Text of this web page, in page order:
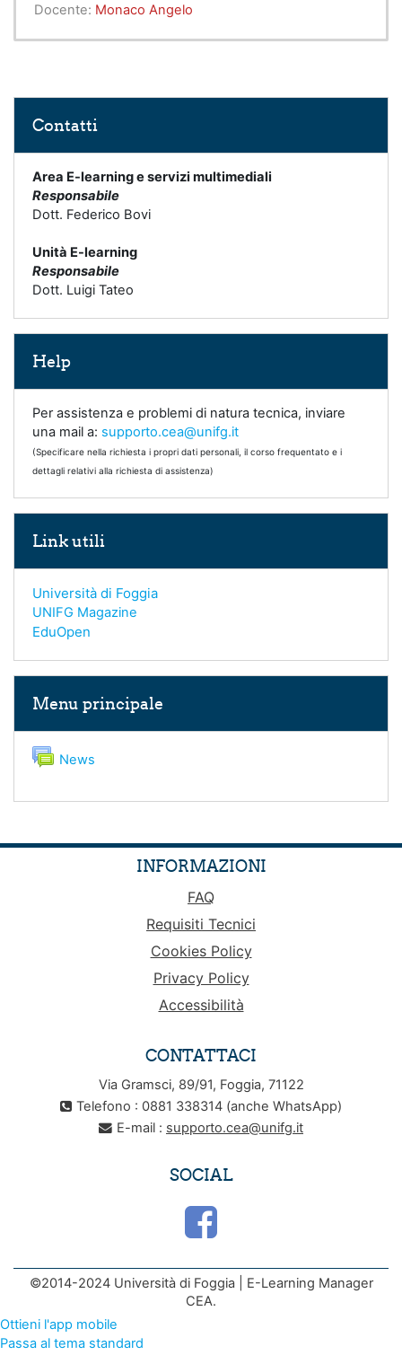
Docente: Monaco Angelo
Contatti
Area E-learning e servizi multimediali
Responsabile
Dott. Federico Bovi
Unità E-learning
Responsabile
Dott. Luigi Tateo
Help
Per assistenza e problemi di natura tecnica, inviare
una mail a: supporto.cea@unifg.it
(Specificare nella richiesta i propri dati personali, il corso frequentato e i
dettagli relativi alla richiesta di assistenza)
Link utili
Università di Foggia
UNIFG Magazine
EduOpen
Menu principale
News
INFORMAZIONI
FAQ
Requisiti Tecnici
Cookies Policy
Privacy Policy
Accessibilità
CONTATTACI
Via Gramsci, 89/91, Foggia, 71122
Telefono : 0881 338314 (anche WhatsApp)
E-mail : supporto.cea@unifg.it
SOCIAL
©2014-2024 Università di Foggia | E-Learning Manager
CEA.
Ottieni l'app mobile
Passa al tema standard